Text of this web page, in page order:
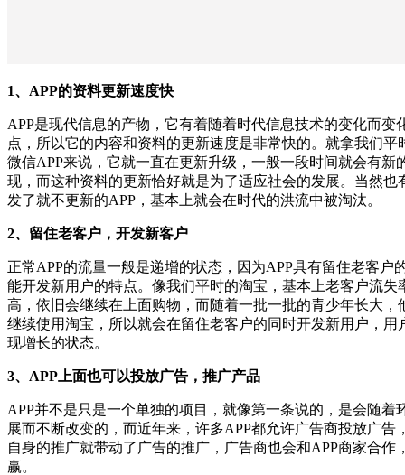
1、APP的资料更新速度快
APP是现代信息的产物，它有着随着时代信息技术的变化而变
点，所以它的内容和资料的更新速度是非常快的。就拿我们平
微信APP来说，它就一直在更新升级，一般一段时间就会有新
现，而这种资料的更新恰好就是为了适应社会的发展。当然也
发了就不更新的APP，基本上就会在时代的洪流中被淘汰。
2、留住老客户，开发新客户
正常APP的流量一般是递增的状态，因为APP具有留住老客户
能开发新用户的特点。像我们平时的淘宝，基本上老客户流失
高，依旧会继续在上面购物，而随着一批一批的青少年长大，
继续使用淘宝，所以就会在留住老客户的同时开发新用户，用
现增长的状态。
3、APP上面也可以投放广告，推广产品
APP并不是只是一个单独的项目，就像第一条说的，是会随着
展而不断改变的，而近年来，许多APP都允许广告商投放广告
自身的推广就带动了广告的推广，广告商也会和APP商家合作
赢。